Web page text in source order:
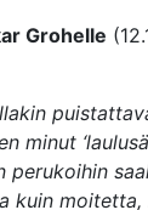
Grohelle
minut
perukoihin
kuin moitetta,